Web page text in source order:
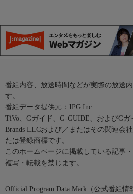
番組内容、放送時間などが実際の放送
す。
番組データ提供元：IPG Inc.
TiVo、Gガイド、G-GUIDE、およびG
Brands LLCおよび／またはその関連会
たは登録商標です。
このホームページに掲載している記事
複写・転載を禁じます。
Official Program Data Mark（公式番組情